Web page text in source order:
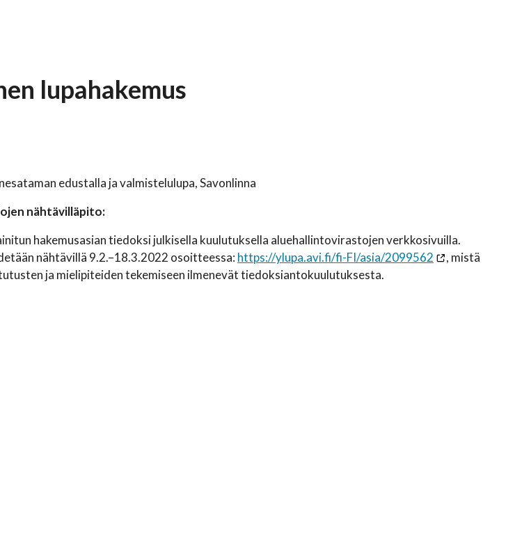
lupahakemus
edustalla ja valmistelulupa, Savonlinna
nähtävilläpito:
hakemusasian tiedoksi julkisella kuulutuksella aluehallintovirastojen verkkosivuilla.
nähtävillä 9.2.–18.3.2022 osoitteessa: https://ylupa.avi.fi/fi-FI/asia/2099562
, mistä
ja mielipiteiden tekemiseen ilmenevät tiedoksiantokuulutuksesta.